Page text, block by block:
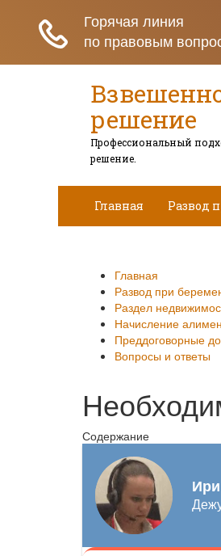
решение
Профессиональный
решение.
Главная Развод
Главная
Развод при
Раздел
Начисление
Преддоговорные
Вопросы и ответы
Содержание